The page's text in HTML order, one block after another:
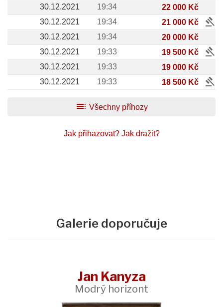
30.12.2021 19:34
22 000 Kč
30.12.2021
19:34 21 000 Kč gavel
30.12.2021 19:34
20 000 Kč
30.12.2021
19:33 19 500 Kč gavel
30.12.2021 19:33
19 000 Kč
30.12.2021
19:33 18 500 Kč
gavel
toc Všechny příhozy
Jak přihazovat? Jak dražit?
Galerie doporučuje
Jan Kanyza
Modrý horizont